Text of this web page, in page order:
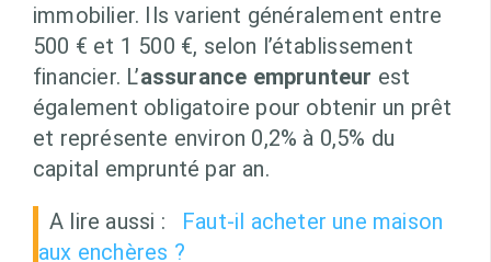
immobilier. Ils varient généralement entre
500 € et 1 500 €, selon l’établissement
financier. L’assurance emprunteur est
également obligatoire pour obtenir un prêt
et représente environ 0,2% à 0,5% du
capital emprunté par an.
A lire aussi :
Faut-il acheter une maison
aux enchères ?